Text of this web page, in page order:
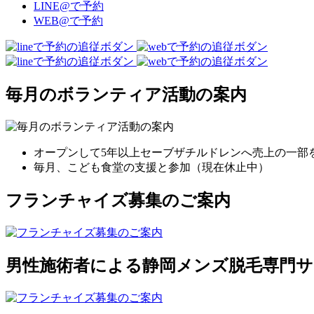
LINE@で予約
WEB@で予約
毎月のボランティア活動の案内
オープンして5年以上セーブザチルドレンへ売上の一部
毎月、こども食堂の支援と参加（現在休止中）
フランチャイズ募集のご案内
男性施術者による静岡メンズ脱毛専門